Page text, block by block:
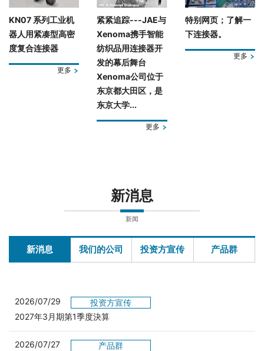
KN07 系列工业机
器人用紧凑型高密
度复合连接器
更多
紧紧追踪---JAE与
Xenoma携手智能
纺织品用连接器开
发的幕后舞台
Xenoma公司位于
东京都大田区，是
东京大学...
更多
特别网页；了解一
下连接器。
更多
新消息
新闻
新消息 我们的公司 投资方宣传 产品群
2026/07/29
投资方宣传
2027年3月期第1季度決算
2026/07/27
产品群